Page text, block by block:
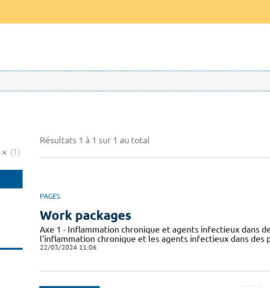
Résultats 1 à 1 sur 1 au total
PAGES
Work packages
Axe 1 - Inflammation chronique et agents infectieux dans
l'inflammation chronique et les agents infectieux dans des
22/03/2024 11:06
(1)